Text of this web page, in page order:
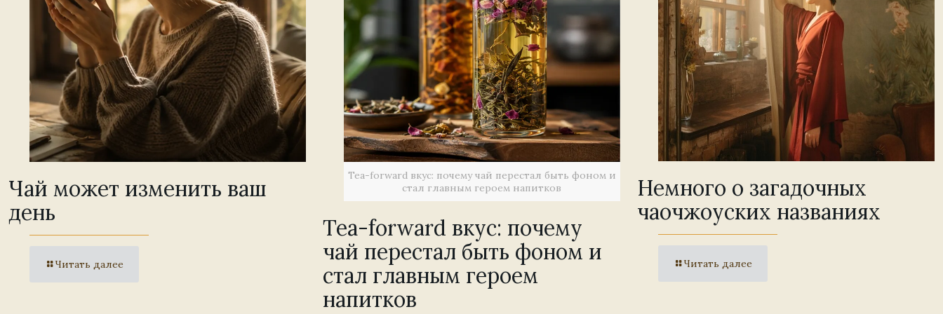
Чай может изменить ваш
день
Читать далее
Tea-forward вкус: почему чай перестал быть фоном и
стал главным героем напитков
Tea-forward вкус: почему
чай перестал быть фоном и
стал главным героем
напитков
Немного о загадочных
чаочжоуских названиях
Читать далее